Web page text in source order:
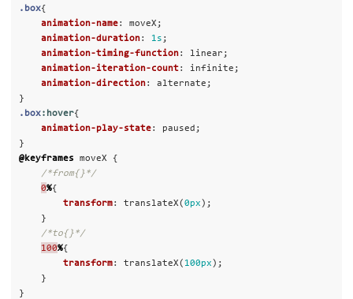
.box{
animation-name: moveX;
animation-duration: 1s ;
animation-timing-function: linear ;
animation-iteration-count: infinite ;
animation-direction: alternate ;
}
.box:hover{
animation-play-state: paused ;
}
@keyframes moveX {
/*from{}*/
0%{
transform: translateX(0px);
}
/*to{}*/
100%{
transform: translateX( 100px);
}
}